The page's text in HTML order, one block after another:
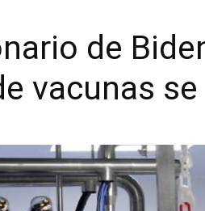
de
vacunas